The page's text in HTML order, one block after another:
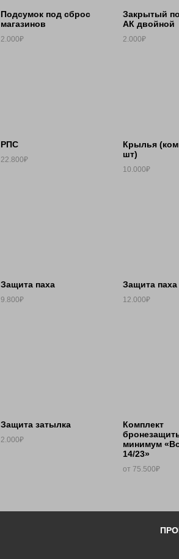
Подсумок под сброс
магазинов
2.000₽
Закрытый
АК двойной
2.000₽
РПС
22.800₽
Крылья
шт)
10.000₽
Защита паха
9.800₽
Защита паха
12.000₽
Защита затылка
2.000₽
Комплект
минимум
14/23»
от 75.500₽